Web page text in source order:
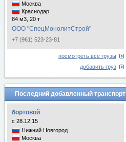
Москва
Краснодар
84 м3, 20 т
ООО "СпецМонолитСтрой"
+7 (961) 523-23-81
посмотреть все грузы
добавить груз
Последний добавленный транспорт
бортовой
с 28.12.15
Нижний Новгород
Москва